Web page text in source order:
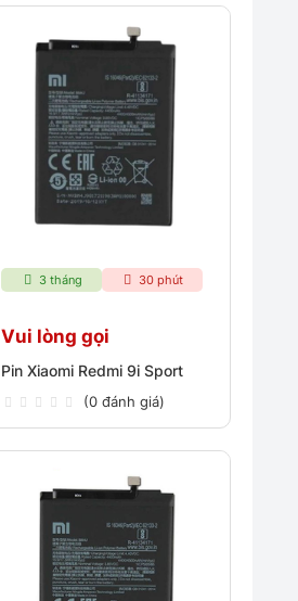
3 tháng 30 phút
Vui lòng gọi
Pin Xiaomi Redmi 9i Sport
(0 đánh giá)